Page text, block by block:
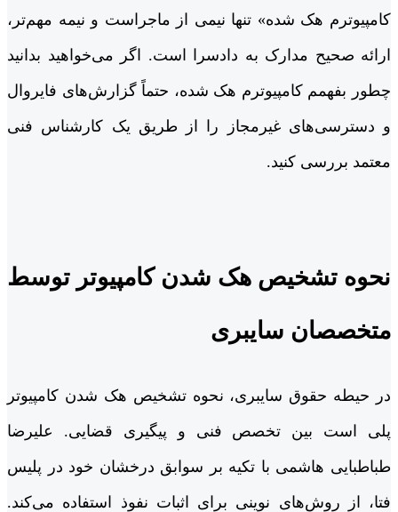
کامپیوترم هک شده» تنها نیمی از ماجراست و نیمه مهم‌تر،
ارائه صحیح مدارک به دادسرا است. اگر می‌خواهید بدانید
چطور بفهمم کامپیوترم هک شده، حتماً گزارش‌های فایروال
و دسترسی‌های غیرمجاز را از طریق یک کارشناس فنی
معتمد بررسی کنید.
نحوه تشخیص هک شدن کامپیوتر توسط
متخصصان سایبری
در حیطه حقوق سایبری، نحوه تشخیص هک شدن کامپیوتر
پلی است بین تخصص فنی و پیگیری قضایی. علیرضا
طباطبایی هاشمی با تکیه بر سوابق درخشان خود در پلیس
فتا، از روش‌های نوینی برای اثبات نفوذ استفاده می‌کند.